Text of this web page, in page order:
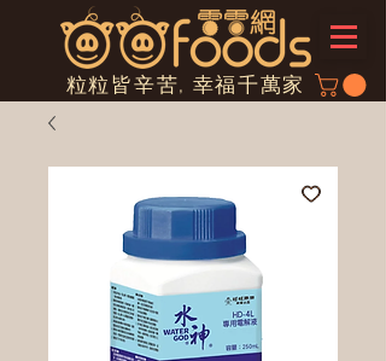
粒粒皆辛苦, 幸福千萬家